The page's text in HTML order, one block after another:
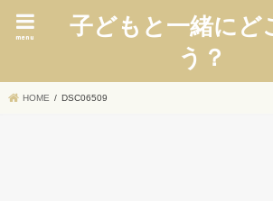
子どもと一緒にど
う？
menu
HOME DSC06509